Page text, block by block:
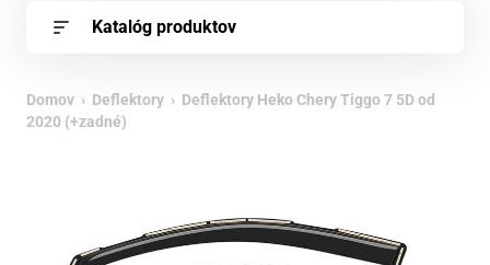
Katalóg produktov
Domov › Deflektory › Deflektory Heko Chery Tiggo 7 5D od
2020 (+zadné)